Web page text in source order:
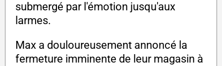
submergé par l'émotion jusqu'aux
larmes.
Max a douloureusement annoncé la
fermeture imminente de leur magasin à